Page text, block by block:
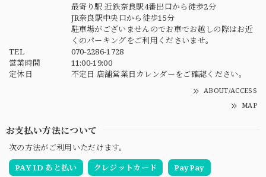
最寄り駅 近鉄奈良駅4番出口から徒歩2分
JR奈良駅中央口から徒歩15分
駐車場がございませんのでお車でお越しの際はお近
くのパーキングをご利用くださいませ。
TEL
070-2286-1728
営業時間
11:00-19:00
定休日
不定日 店舗営業日カレンダーをご確認ください。
ABOUT/ACCESS
MAP
お支払い方法について
次の方法がご利用いただけます。
PAY ID あと払い
クレジットカード PayPay